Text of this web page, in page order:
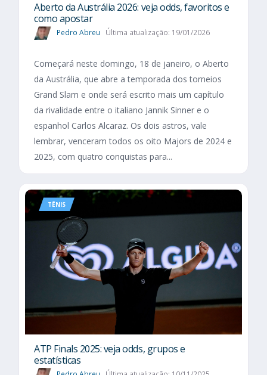
Aberto da Austrália 2026: veja odds, favoritos e
como apostar
Pedro Abreu Última atualização: 19/01/2026
Começará neste domingo, 18 de janeiro, o Aberto
da Austrália, que abre a temporada dos torneios
Grand Slam e onde será escrito mais um capítulo
da rivalidade entre o italiano Jannik Sinner e o
espanhol Carlos Alcaraz. Os dois astros, vale
lembrar, venceram todos os oito Majors de 2024 e
2025, com quatro conquistas para...
TÊNIS
ATP Finals 2025: veja odds, grupos e
estatísticas